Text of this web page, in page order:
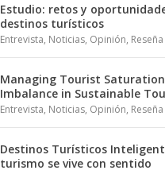
Estudio: retos y
destinos turísticos
Entrevista, Noticias, Opinión, Reseña
Managing Tourist Saturation
Imbalance in Sustainable
Entrevista, Noticias, Opinión, Reseña
Destinos Turísticos
turismo se vive con sentido